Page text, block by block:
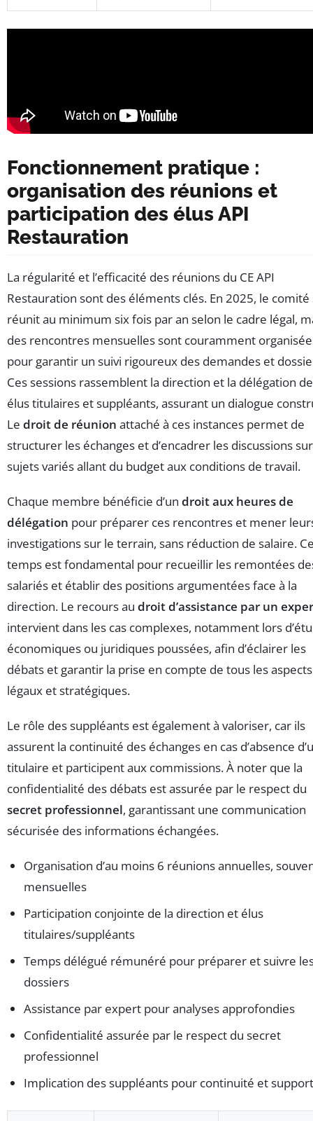
Fonctionnement pratique :
organisation des réunions et
participation des élus API
Restauration
La régularité et l’efficacité des réunions du CE API
Restauration sont des éléments clés. En 2025, le comité
réunit au minimum six fois par an selon le cadre légal,
des rencontres mensuelles sont couramment
pour garantir un suivi rigoureux des demandes et
Ces sessions rassemblent la direction et la délégation
élus titulaires et suppléants, assurant un dialogue
Le droit de réunion attaché à ces instances permet de
structurer les échanges et d’encadrer les discussions
sujets variés allant du budget aux conditions de travail.
Chaque membre bénéficie d’un droit aux heures de
délégation pour préparer ces rencontres et mener
investigations sur le terrain, sans réduction de salaire.
temps est fondamental pour recueillir les remontées
salariés et établir des positions argumentées face à la
direction. Le recours au droit d’assistance par un
intervient dans les cas complexes, notamment lors
économiques ou juridiques poussées, afin d’éclairer les
débats et garantir la prise en compte de tous les aspects
légaux et stratégiques.
Le rôle des suppléants est également à valoriser, car ils
assurent la continuité des échanges en cas d’absence
titulaire et participent aux commissions. À noter que la
confidentialité des débats est assurée par le respect du
secret professionnel, garantissant une communication
sécurisée des informations échangées.
Organisation d’au moins 6 réunions annuelles,
mensuelles
Participation conjointe de la direction et élus
titulaires/suppléants
Temps délégué rémunéré pour préparer et suivre
dossiers
Assistance par expert pour analyses approfondies
Confidentialité assurée par le respect du secret
professionnel
Implication des suppléants pour continuité et support